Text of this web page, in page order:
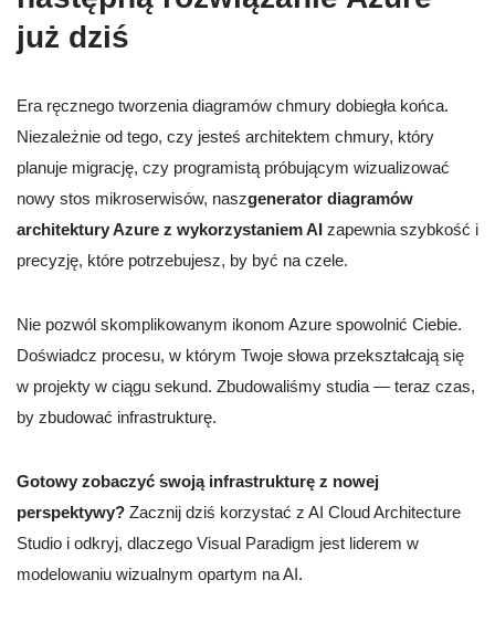
już dziś
Era ręcznego tworzenia diagramów chmury dobiegła końca.
Niezależnie od tego, czy jesteś architektem chmury, który
planuje migrację, czy programistą próbującym wizualizować
nowy stos mikroserwisów, naszgenerator diagramów
architektury Azure z wykorzystaniem AI zapewnia szybkość i
precyzję, które potrzebujesz, by być na czele.
Nie pozwól skomplikowanym ikonom Azure spowolnić Ciebie.
Doświadcz procesu, w którym Twoje słowa przekształcają się
w projekty w ciągu sekund. Zbudowaliśmy studia — teraz czas,
by zbudować infrastrukturę.
Gotowy zobaczyć swoją infrastrukturę z nowej
perspektywy? Zacznij dziś korzystać z AI Cloud Architecture
Studio i odkryj, dlaczego Visual Paradigm jest liderem w
modelowaniu wizualnym opartym na AI.